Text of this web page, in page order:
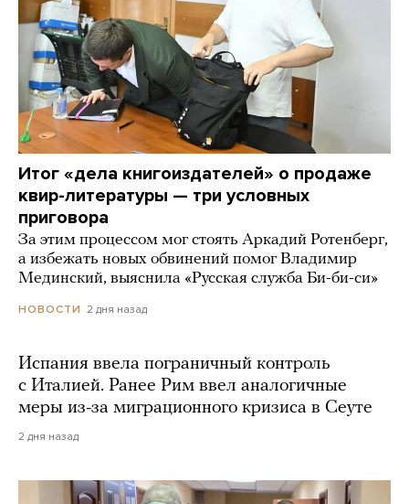
Итог «дела книгоиздателей» о продаже
квир-литературы — три условных
приговора
За этим процессом мог стоять Аркадий Ротенберг,
а избежать новых обвинений помог Владимир
Мединский, выяснила «Русская служба Би-би-си»
НОВОСТИ 2 дня назад
Испания ввела пограничный контроль
с Италией. Ранее Рим ввел аналогичные
меры из-за миграционного кризиса в Сеуте
2 дня назад